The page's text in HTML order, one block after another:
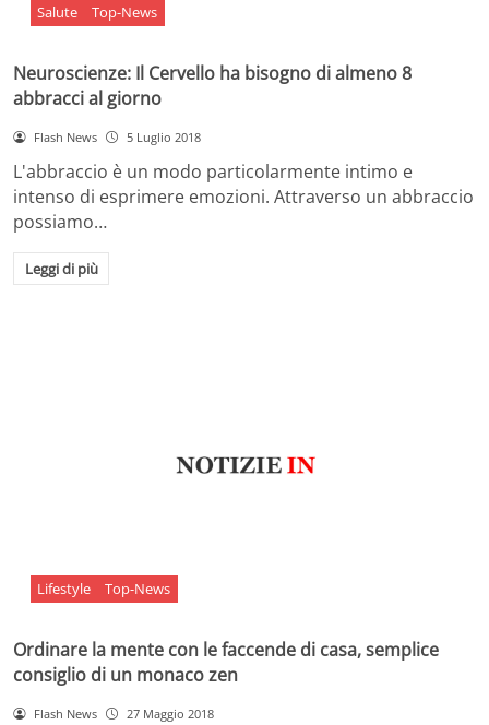
Salute Top-News
Neuroscienze: Il Cervello ha bisogno di almeno 8
abbracci al giorno
Flash News 5 Luglio 2018
L'abbraccio è un modo particolarmente intimo e
intenso di esprimere emozioni. Attraverso un abbraccio
possiamo…
Leggi di più
Lifestyle Top-News
Ordinare la mente con le faccende di casa, semplice
consiglio di un monaco zen
Flash News 27 Maggio 2018